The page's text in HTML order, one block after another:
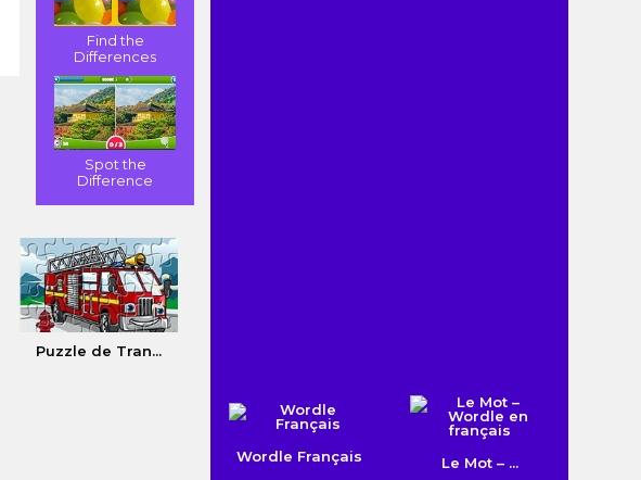
Find the
Differences
Spot the
Difference
Puzzle de Tran...
Wordle Français Le Mot – ...